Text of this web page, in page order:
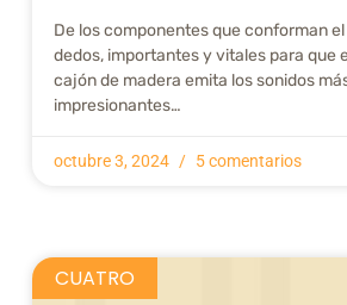
De los componentes que conforman
dedos, importantes y vitales para que
cajón de madera emita los sonidos
impresionantes…
octubre 3, 2024 5 comentarios
CUATRO